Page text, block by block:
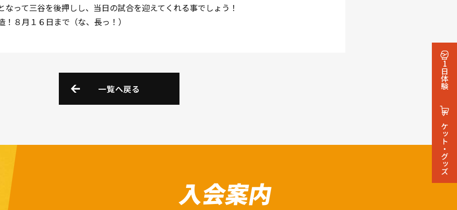
1日体験
チケット・グッズ
って三谷を後押しし、当日の試合を迎えてくれる事でしょう！
８月１６日まで（な、長っ！）
一覧へ戻る
入会案内